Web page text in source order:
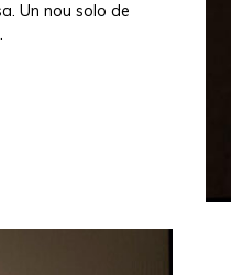
Un nou solo de